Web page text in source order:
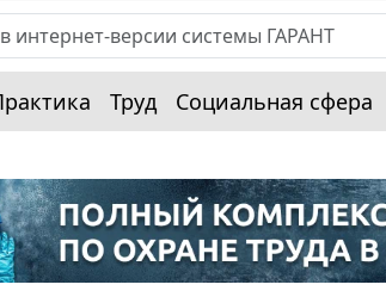
Труд Социальная сфера